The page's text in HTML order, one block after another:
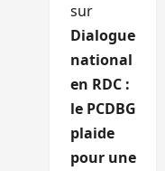
sur
Dialogue
national
en RDC :
le PCDBG
plaide
pour une